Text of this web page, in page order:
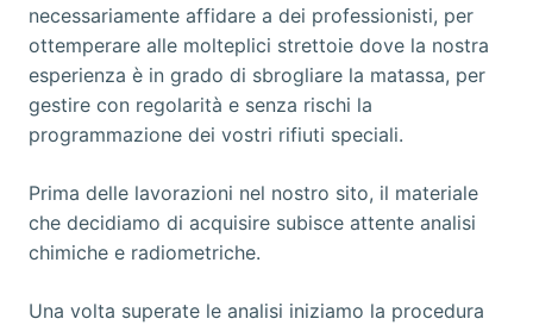
necessariamente affidare a dei professionisti, per
ottemperare alle molteplici strettoie dove la nostra
esperienza è in grado di sbrogliare la matassa, per
gestire con regolarità e senza rischi la
programmazione dei vostri rifiuti speciali.
Prima delle lavorazioni nel nostro sito, il materiale
che decidiamo di acquisire subisce attente analisi
chimiche e radiometriche.
Una volta superate le analisi iniziamo la procedura